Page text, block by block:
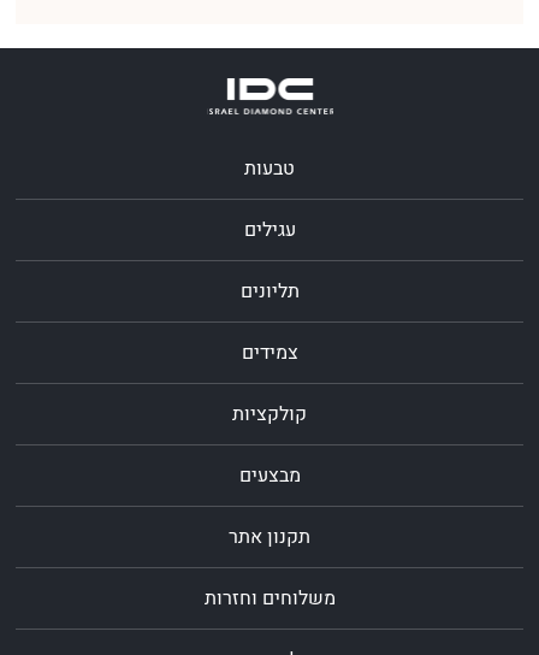
טבעות
עגילים
תליונים
צמידים
קולקציות
מבצעים
תקנון אתר
משלוחים וחזרות